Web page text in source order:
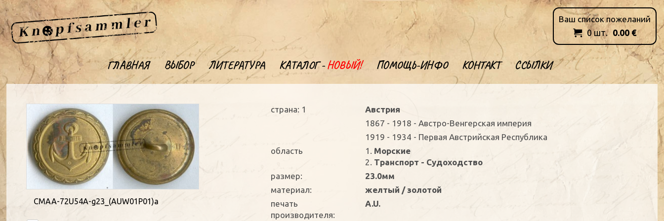
ГЛАВНАЯ ВЫБОР ЛИТЕРАТУРА КАТАЛОГ -НОВЫЙ! ПОМОЩЬ-ИНФО КОНТАКТ ССЫЛКИ
Ваш список пожеланий
 0шт. 0.00 €
CMAA-72U54A-g23_(AUW01P01)a
страна: 1
Австрия
1867 - 1918 - Австро-Венгерская империя
1919 - 1934 - Первая Австрийская Республика
oбласть
1. Морские
2. Транспорт - Судоходство
размер:
23.0мм
материал:
желтый / золотой
печать
производителя:
A.U.